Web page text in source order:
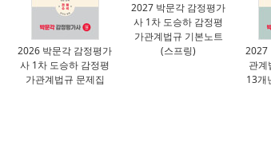
2026 박문각 감정평가
사 1차 도승하 감정평
가관계법규 문제집
2027 박문각 감정평가
사 1차 도승하 감정평
가관계법규 기본노트
(스프링)
2027
관계
13개